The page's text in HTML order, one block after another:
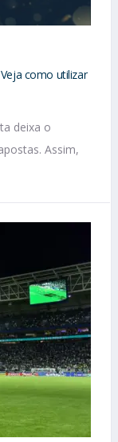
como utilizar
deixa o
Assim,